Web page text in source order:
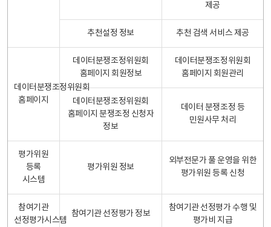
제공
추천설정 정보 추천 검색 서비스 제공
데이터분쟁조정위원회
홈페이지
데이터분쟁조정위원회
홈페이지 회원정보
데이터분쟁조정위원회
홈페이지 회원관리
데이터분쟁조정위원회
홈페이지 분쟁조정 신청자
정보
데이터 분쟁조정 등
민원사무 처리
평가위원
등록
시스템
평가위원 정보
외부전문가 풀 운영을 위한
평가위원 등록 신청
참여기관
선정평가시스템
참여기관 선정평가 정보
참여기관 선정평가 수행 및
평가비 지급